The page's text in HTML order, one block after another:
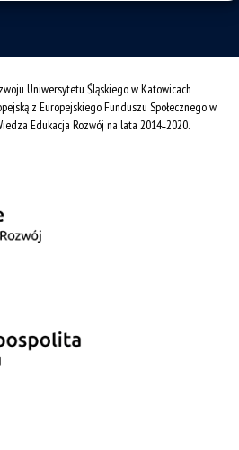
Uniwersytetu Śląskiego w Katowicach
z Europejskiego Funduszu Społecznego w
Edukacja Rozwój na lata 2014˗2020.